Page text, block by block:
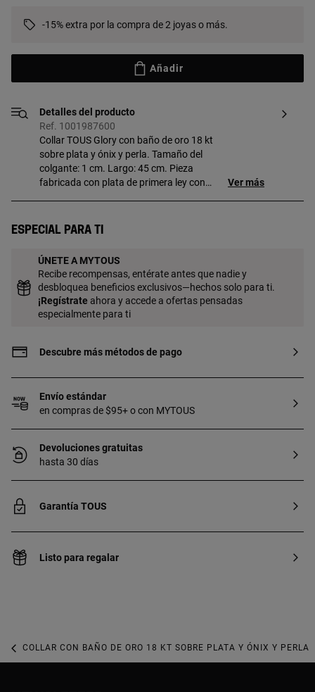
-15% extra por la compra de 2 joyas o más.
Añadir
Detalles del producto
Ref. 1001987600
Collar TOUS Glory con baño de oro 18 kt
sobre plata y ónix y perla. Tamaño del
colgante: 1 cm. Largo: 45 cm. Pieza
fabricada con plata de primera ley con
mayor durabilidad de la joya.
Ver más
Especial para ti
ÚNETE A MYTOUS
Recibe recompensas, entérate antes que nadie y
desbloquea beneficios exclusivos—hechos solo para ti.
¡Regístrate ahora y accede a ofertas pensadas
especialmente para ti
Descubre más métodos de pago
Envío estándar
en compras de $95+ o con MYTOUS
Devoluciones gratuitas
hasta 30 días
Garantía TOUS
Listo para regalar
COLLAR CON BAÑO DE ORO 18 KT SOBRE PLATA Y ÓNIX Y PERLA